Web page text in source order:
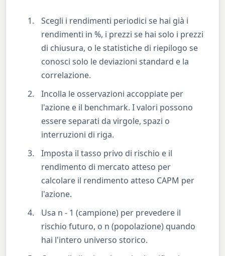
Scegli i rendimenti periodici se hai già i
rendimenti in %, i prezzi se hai solo i prezzi
di chiusura, o le statistiche di riepilogo se
conosci solo le deviazioni standard e la
correlazione.
Incolla le osservazioni accoppiate per
l'azione e il benchmark. I valori possono
essere separati da virgole, spazi o
interruzioni di riga.
Imposta il tasso privo di rischio e il
rendimento di mercato atteso per
calcolare il rendimento atteso CAPM per
l'azione.
Usa n - 1 (campione) per prevedere il
rischio futuro, o n (popolazione) quando
hai l'intero universo storico.